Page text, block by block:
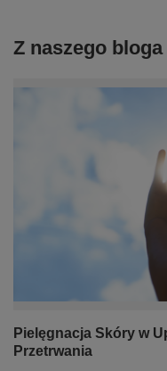
Z naszego bloga
Pielęgnacja Skóry w
Przetrwania